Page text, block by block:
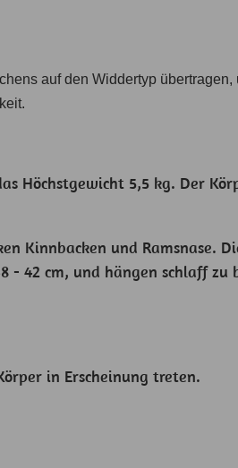
auf den Widdertyp
Höchstgewicht 5,5 kg. Der
Kinnbacken und Ramsnase.
42 cm, und hängen schlaff zu
in Erscheinung treten.